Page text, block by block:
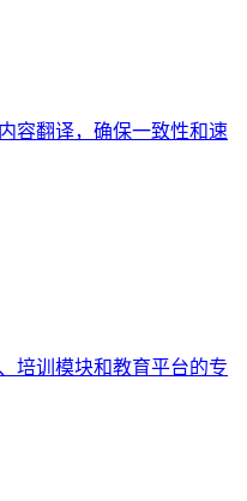
容翻译，确保一致性和速
培训模块和教育平台的专